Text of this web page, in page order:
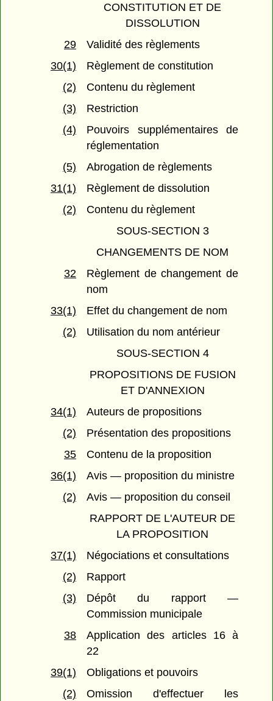
CONSTITUTION ET DE
DISSOLUTION
29
Validité des règlements
30(1)
Règlement de constitution
(2)
Contenu du règlement
(3)
Restriction
(4)
Pouvoirs supplémentaires de
réglementation
(5)
Abrogation de règlements
31(1)
Règlement de dissolution
(2)
Contenu du règlement
SOUS-SECTION 3
CHANGEMENTS DE NOM
32
Règlement de changement de
nom
33(1)
Effet du changement de nom
(2)
Utilisation du nom antérieur
SOUS-SECTION 4
PROPOSITIONS DE FUSION
ET D'ANNEXION
34(1)
Auteurs de propositions
(2)
Présentation des propositions
35
Contenu de la proposition
36(1)
Avis — proposition du ministre
(2)
Avis — proposition du conseil
RAPPORT DE L'AUTEUR DE
LA PROPOSITION
37(1)
Négociations et consultations
(2)
Rapport
(3)
Dépôt du rapport —
Commission municipale
38
Application des articles 16 à
22
39(1)
Obligations et pouvoirs
(2)
Omission d'effectuer les